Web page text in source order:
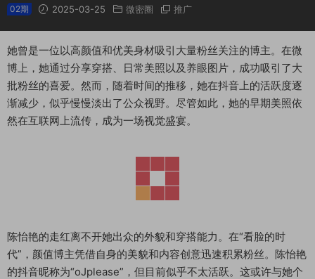
02期 2025-03-25 微密圈 推广
她曾是一位以高颜值和优美身材吸引大量粉丝关注的博主。在微
博上，她通过分享穿搭、日常美照以及养眼图片，成功吸引了大
批粉丝的喜爱。然而，随着时间的推移，她在抖音上的活跃度逐
渐减少，似乎慢慢淡出了公众视野。尽管如此，她的早期美照依
然在互联网上流传，成为一场视觉盛宴。
陈怡艳的走红离不开她出众的外貌和穿搭能力。在“看脸的时
代”，颜值博主凭借自身的美貌和内容创意迅速积累粉丝。陈怡艳
的抖音昵称为“oJplease”，但目前似乎不太活跃。这或许与她个